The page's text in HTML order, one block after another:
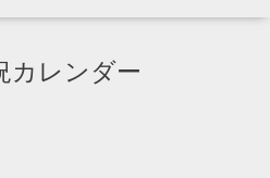
カレンダー